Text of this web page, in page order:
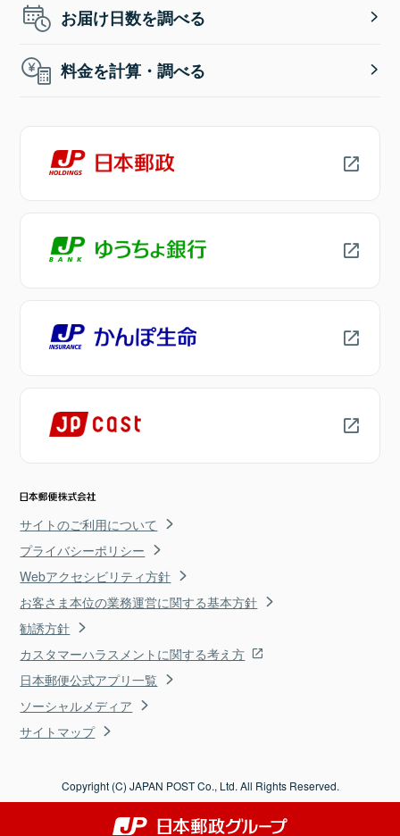
お届け日数を調べる
料金を計算・調べる
サイトのご利用について
プライバシーポリシー
Webアクセシビリティ方針
お客さま本位の業務運営に関する基本方針
勧誘方針
カスタマーハラスメントに関する考え方
日本郵便公式アプリ一覧
ソーシャルメディア
サイトマップ
Copyright (C) JAPAN POST Co., Ltd. All Rights Reserved.